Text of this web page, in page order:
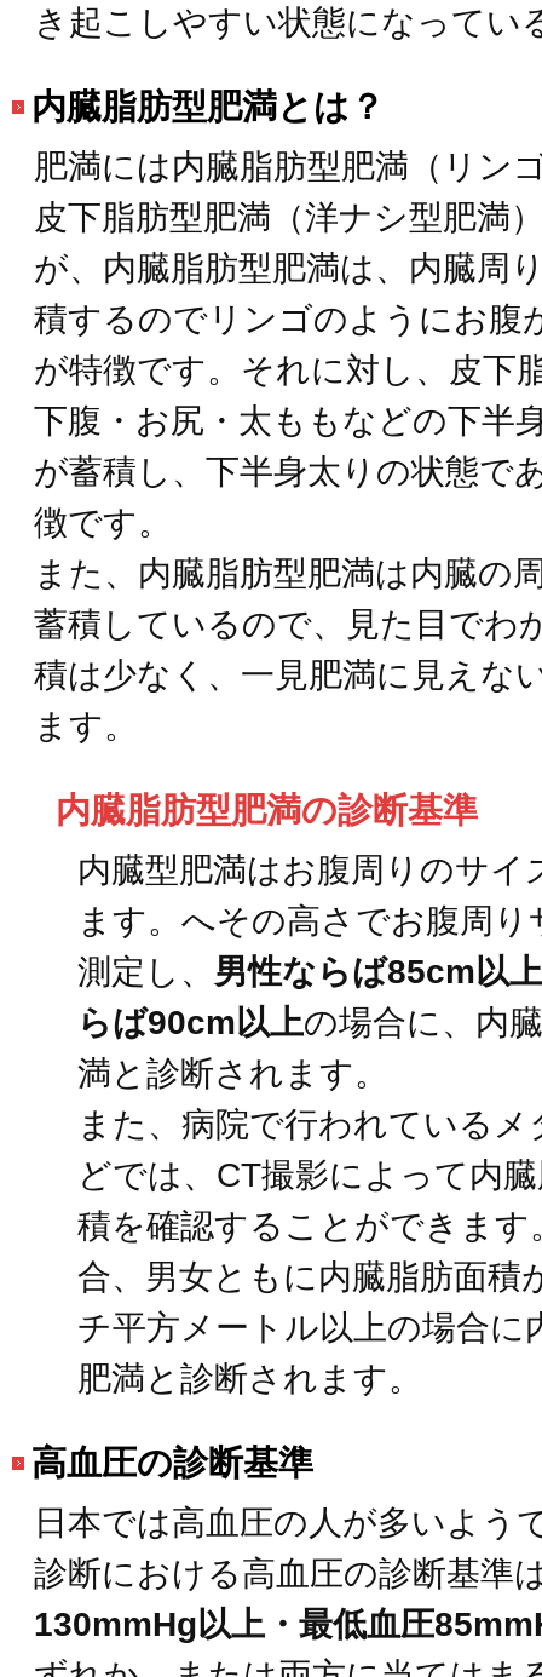
き起こしやすい状態になってい
内臓脂肪型肥満とは？
肥満には内臓脂肪型肥満（リン
皮下脂肪型肥満（洋ナシ型肥満
が、内臓脂肪型肥満は、内臓周
積するのでリンゴのようにお腹
が特徴です。それに対し、皮下
下腹・お尻・太ももなどの下半
が蓄積し、下半身太りの状態で
徴です。
また、内臓脂肪型肥満は内臓の
蓄積しているので、見た目でわ
積は少なく、一見肥満に見えな
ます。
内臓脂肪型肥満の診断基準
内臓型肥満はお腹周りのサイ
ます。へその高さでお腹周り
測定し、 男性ならば85cm以
らば90cm以上の場合に、内
満と診断されます。
また、病院で行われているメ
どでは、CT撮影によって内
積を確認することができます
合、男女ともに内臓脂肪面積
チ平方メートル以上の場合に
肥満と診断されます。
高血圧の診断基準
日本では高血圧の人が多いよう
診断における高血圧の診断基準
130mmHg以上・最低血圧